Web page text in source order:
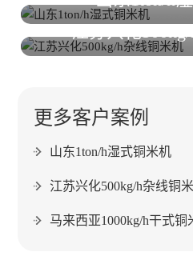
江苏兴化
更多客户案例
山东1ton/h湿式铜米机
江苏兴化500kg/h杂线铜
马来西亚1000kg/h干式铜